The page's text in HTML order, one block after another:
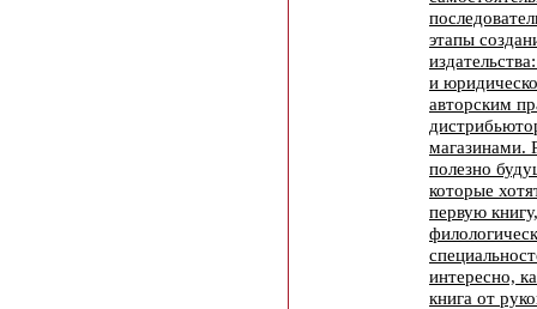
этапы
и
авторским
магазинами.
полезно
которые
первую
интересно,
книга от